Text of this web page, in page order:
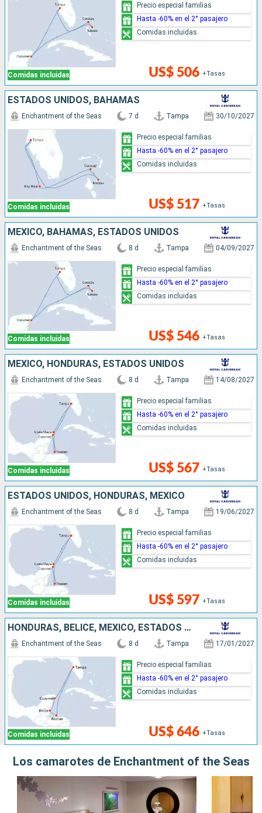
Comidas incluidas US$ 506 +Tasas
Precio especial familias
Hasta -60% en el 2° pasajero
Comidas incluidas
ESTADOS UNIDOS, BAHAMAS
Comidas incluidas
Enchantment of the Seas 7 d Tampa 30/10/2027
US$ 517 +Tasas
Precio especial familias
Hasta -60% en el 2° pasajero
Comidas incluidas
MÉXICO, BAHAMAS, ESTADOS UNIDOS
Comidas incluidas
Enchantment of the Seas 8 d Tampa 04/09/2027
US$ 546 +Tasas
Precio especial familias
Hasta -60% en el 2° pasajero
Comidas incluidas
MÉXICO, HONDURAS, ESTADOS UNIDOS
Comidas incluidas
Enchantment of the Seas 8 d Tampa 14/08/2027
US$ 567 +Tasas
Precio especial familias
Hasta -60% en el 2° pasajero
Comidas incluidas
ESTADOS UNIDOS, HONDURAS, MÉXICO
Comidas incluidas
Enchantment of the Seas 8 d Tampa 19/06/2027
US$ 597 +Tasas
Precio especial familias
Hasta -60% en el 2° pasajero
Comidas incluidas
HONDURAS, BELICE, MÉXICO, ESTADOS UNIDOS
Comidas incluidas
Enchantment of the Seas 8 d Tampa 17/01/2027
US$ 646 +Tasas
Precio especial familias
Hasta -60% en el 2° pasajero
Comidas incluidas
Los camarotes de Enchantment of the Seas